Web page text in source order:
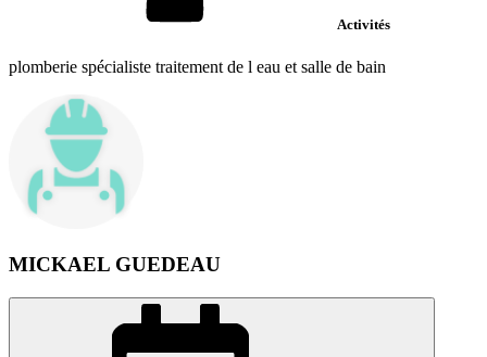
Activités
plomberie spécialiste traitement de l eau et salle de bain
MICKAEL GUEDEAU